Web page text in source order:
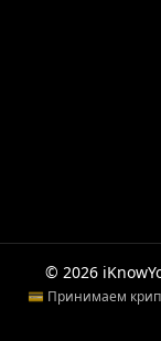
© 2026
💳 Принимаем